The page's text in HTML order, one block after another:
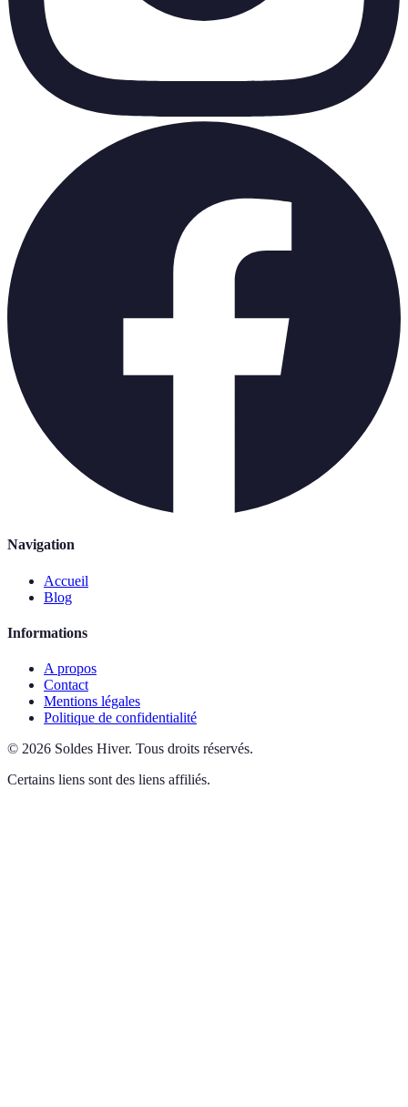
Navigation
Accueil
Blog
Informations
A propos
Contact
Mentions légales
Politique de confidentialité
© 2026 Soldes Hiver. Tous droits réservés.
Certains liens sont des liens affiliés.